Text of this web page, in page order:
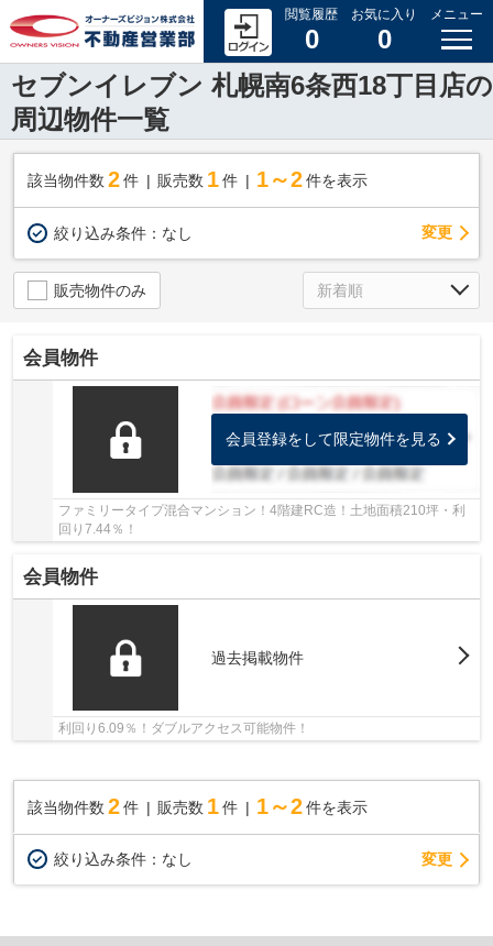
閲覧履歴
0
お気に入り
0
メニュー
セブンイレブン 札幌南6条西18丁目店の
周辺物件一覧
該当物件数 2件 販売数 1 件 1～2 件を表示
絞り込み条件： なし 変更
販売物件のみ
会員物件
会員登録をして限定物件を見る
ファミリータイプ混合マンション！4階建RC造！土地面積210坪・利
回り7.44％！
会員物件
過去掲載物件
利回り6.09％！ダブルアクセス可能物件！
該当物件数 2件 販売数 1 件 1～2 件を表示
絞り込み条件： なし 変更